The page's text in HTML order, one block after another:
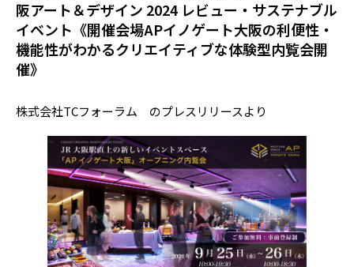
阪アート＆デザイン 2024 レビュー・サステナブル
イベント《開催会場APイノゲート大阪の利便性・
機能性がわかるクリエイティブな体験型内覧会開
催》
株式会社TCフォーラム のプレスリリースより